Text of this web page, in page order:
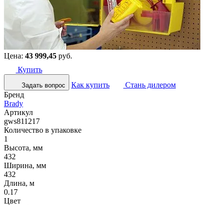
Цена: 43 999,45 руб.
Купить
Задать вопрос Как купить
Стань дилером
Бренд
Brady
Артикул
gws811217
Количество в упаковке
1
Высота, мм
432
Ширина, мм
432
Длина, м
0.17
Цвет